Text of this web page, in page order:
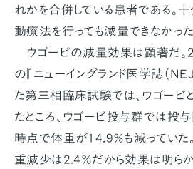
れかを合併している患者である。
動療法を行っても減量できなかった
ウゴービの減量効果は顕著だ
の『ニューイングランド医学誌（
た第三相臨床試験では、ウゴービ
たところ、ウゴービ投与群では投
時点で体重が14.9％も減っていた
重減少は2.4％だから効果は明らか